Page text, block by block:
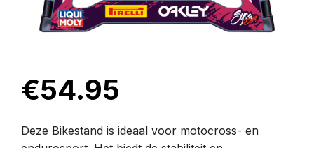
€54.95
Deze Bikestand is ideaal voor motocross- en